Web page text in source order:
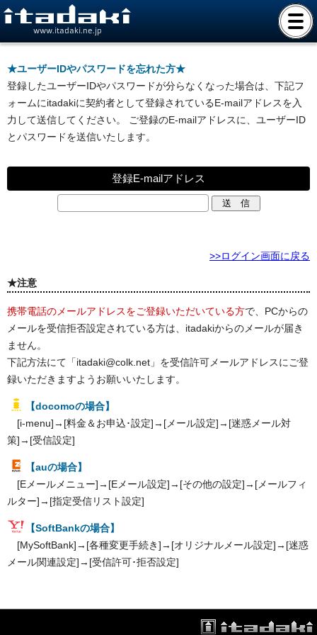
www.itadaki.ne.jp
★ユーザーIDやパスワードを忘れた方★
登録したユーザーIDやパスワードが分らなくなった場合は、下記フ
ォームにitadakiに契約者として登録されているE-mailアドレスを入
力して送信してください。 ご登録のE-mailアドレスに、ユーザーID
とパスワードを送信いたします。
登録E-mailアドレス
>>ログイン画面に戻る
★注意
携帯電話のメールアドレスをご登録いただいている方で、PCからの
メールを受信拒否設定されている方は、itadakiからのメールが届き
ません。
下記方法にて「itadaki@colk.net」を受信許可メールアドレスにご登
録いただきますようお願いいたします。
【docomoの場合】
[i-menu]→[料金＆お申込･設定]→[メール設定]→[迷惑メール対
策]→[受信設定]
【auの場合】
[Eメールメニュー]→[Eメール設定]→[その他の設定]→[メールフィ
ルター]→[指定受信リスト設定]
【SoftBankの場合】
[MySoftBank]→[各種変更手続き]→[オリジナルメール設定]→[迷惑
メール関連設定]→[受信許可･拒否設定]